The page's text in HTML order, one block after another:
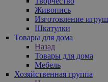
Живопись
Изготовление
Шкатулки
Товары для дома
Назад
Товары для дома
Мебель
Хозяйственная группа